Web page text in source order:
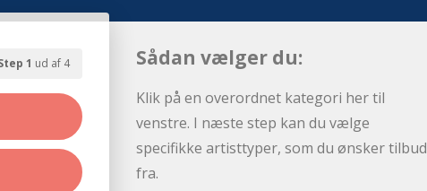
1 ud af 4 Sådan vælger du:
Klik på en overordnet kategori her til
venstre. I næste step kan du vælge
specifikke artisttyper, som du ønsker tilbud
fra.